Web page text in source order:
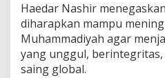
Haedar Nashir
diharapkan mampu
Muhammadiyah agar
yang unggul,
saing global.